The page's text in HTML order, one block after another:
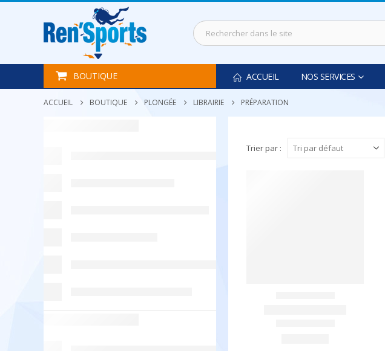
BOUTIQUE ACCUEIL NOS SERVICES
ACCUEIL BOUTIQUE PLONGÉE LIBRAIRIE PRÉPARATION
Trier par :